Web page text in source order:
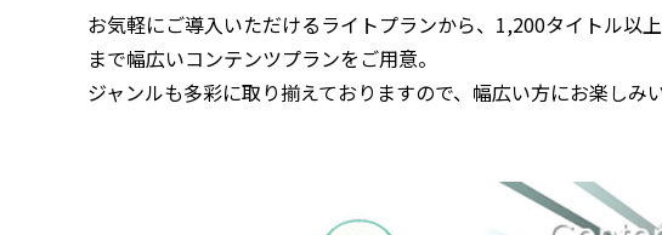
お気軽にご導入いただけるライトプランから、1,200タイトル以
まで幅広いコンテンツプランをご用意。
ジャンルも多彩に取り揃えておりますので、幅広い方にお楽しみ